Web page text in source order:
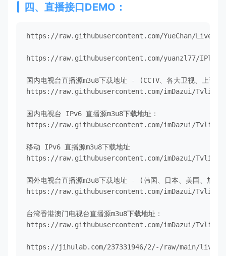
四、直播接口DEMO：
https://raw.githubusercontent.com/YueChan/Live/
https://raw.githubusercontent.com/yuanzl77/IPTV/
国内电视台直播源m3u8下载地址 - (CCTV、各大卫视、上千
https://raw.githubusercontent.com/imDazui/Tvlist-
国内电视台 IPv6 直播源m3u8下载地址：
https://raw.githubusercontent.com/imDazui/Tvlist-
移动 IPv6 直播源m3u8下载地址
https://raw.githubusercontent.com/imDazui/Tvlist-
国外电视台直播源m3u8下载地址 - (韩国、日本、美国、加拿
https://raw.githubusercontent.com/imDazui/Tvlist-
台湾香港澳门电视台直播源m3u8下载地址：
https://raw.githubusercontent.com/imDazui/Tvlist-
https://jihulab.com/237331946/2/-/raw/main/